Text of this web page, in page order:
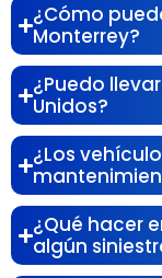
¿Cómo
Monterrey?
¿Puedo
Unidos?
¿Los
¿Qué hacer
algún